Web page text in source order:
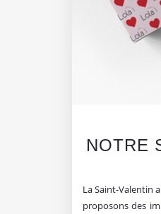
NOTRE
La Saint-Valentin
proposons des